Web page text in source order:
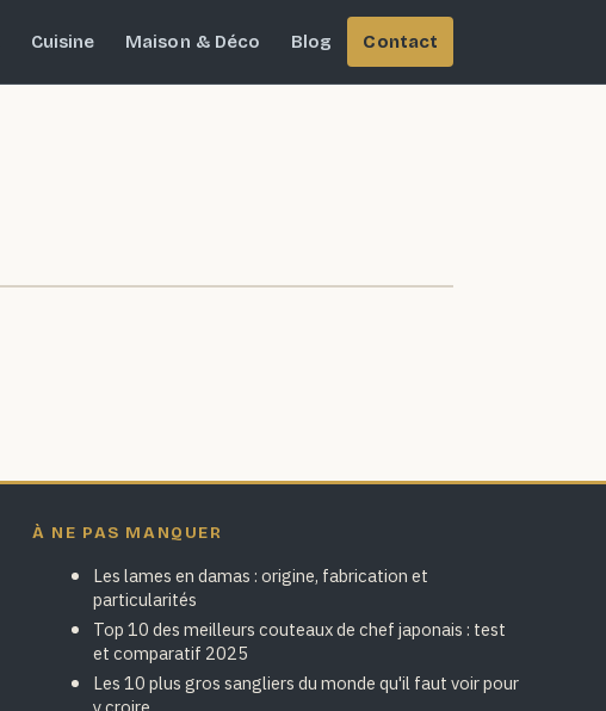
Cuisine Maison & Déco Blog Contact
À NE PAS MANQUER
Les lames en damas : origine, fabrication et
particularités
Top 10 des meilleurs couteaux de chef japonais : test
et comparatif 2025
Les 10 plus gros sangliers du monde qu'il faut voir pour
y croire